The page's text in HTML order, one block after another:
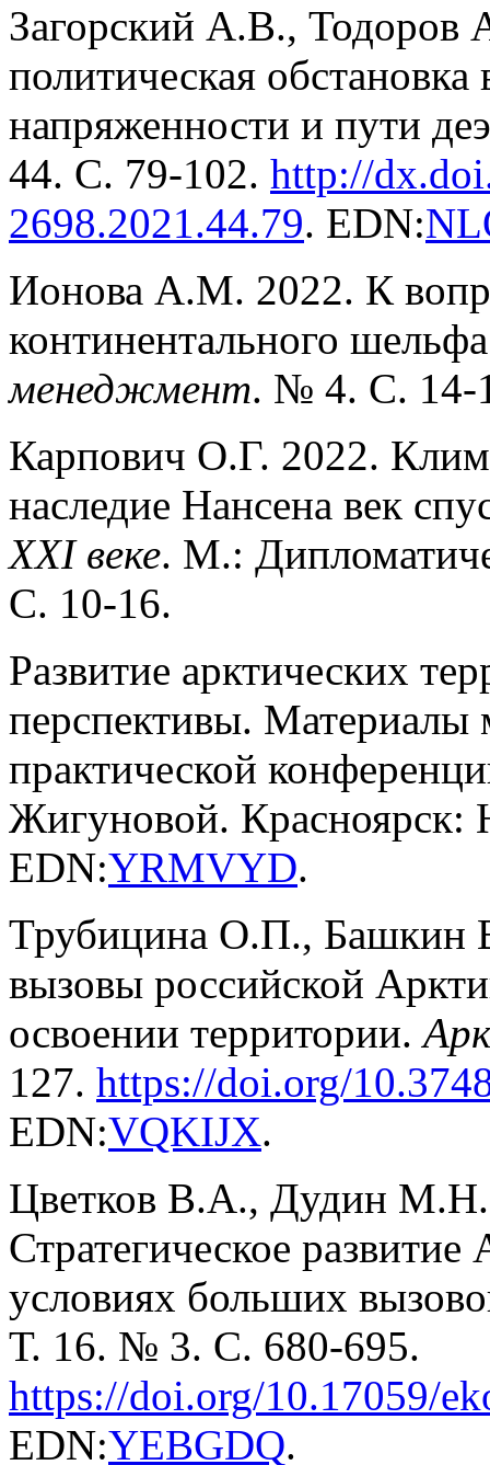
Загорский А.В., Тодоров
политическая
напряженности и пути
44. С. 79-102. http://
2698.2021.44.79. EDN:
Ионова А.М. 2022. К
континентального
менеджмент. № 4. С. 14-
Карпович О.Г. 2022.
наследие Нансена век
ХХI веке. М.:
С. 10-16.
Развитие арктических
перспективы.
практической
Жигуновой. Красноярск:
EDN:YRMVYD.
Трубицина О.П., Башкин
вызовы российской
освоении территории.
127. https://doi.org/
EDN:VQKIJX.
Цветков В.А., Дудин
Стратегическое
условиях больших
Т. 16. № 3. С. 680-695.
https://doi.org/10.17059/
EDN:YEBGDQ.